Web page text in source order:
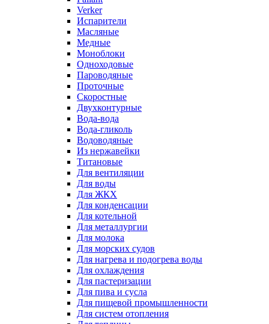
Verker
Испарители
Масляные
Медные
Моноблоки
Одноходовые
Пароводяные
Проточные
Скоростные
Двухконтурные
Вода-вода
Вода-гликоль
Водоводяные
Из нержавейки
Титановые
Для вентиляции
Для воды
Для ЖКХ
Для конденсации
Для котельной
Для металлургии
Для молока
Для морских судов
Для нагрева и подогрева воды
Для охлаждения
Для пастеризации
Для пива и сусла
Для пищевой промышленности
Для систем отопления